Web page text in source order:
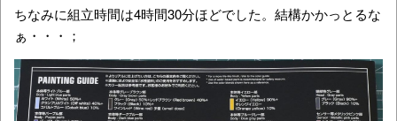
ちなみに組立時間は4時間30分ほどでした。結構かかっとるな
ぁ・・・；